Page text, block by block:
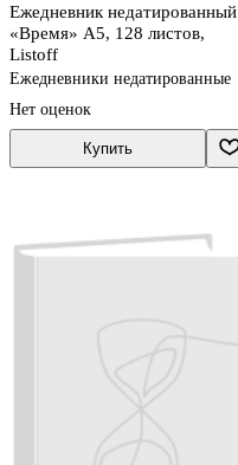
Ежедневник недатированный
«Время» А5, 128 листов,
Listoff
Ежедневники недатированные
Нет оценок
Купить